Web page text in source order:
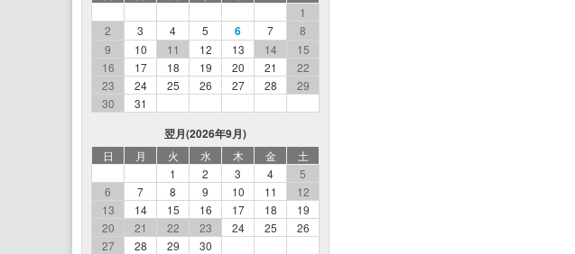
1
2
3 4 5 6 7
8
9
10 11 12 13 14
15
16
17 18 19 20 21
22
23
24 25 26 27 28
29
30
31
翌月(2026年9月)
日 月 火 水 木 金
土
1
2 3 4
5
6
7 8 9 10 11
12
13
14 15 16 17 18
19
20
21 22 23 24 25
26
27
28 29
30